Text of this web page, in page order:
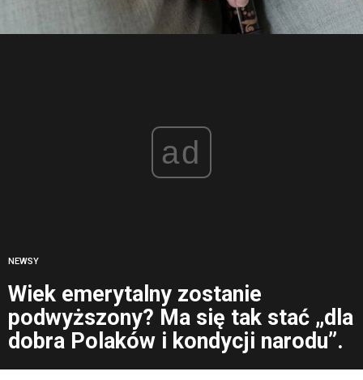
ad
NEWSY
Wiek emerytalny zostanie
podwyższony? Ma się tak stać „dla
dobra Polaków i kondycji narodu”.